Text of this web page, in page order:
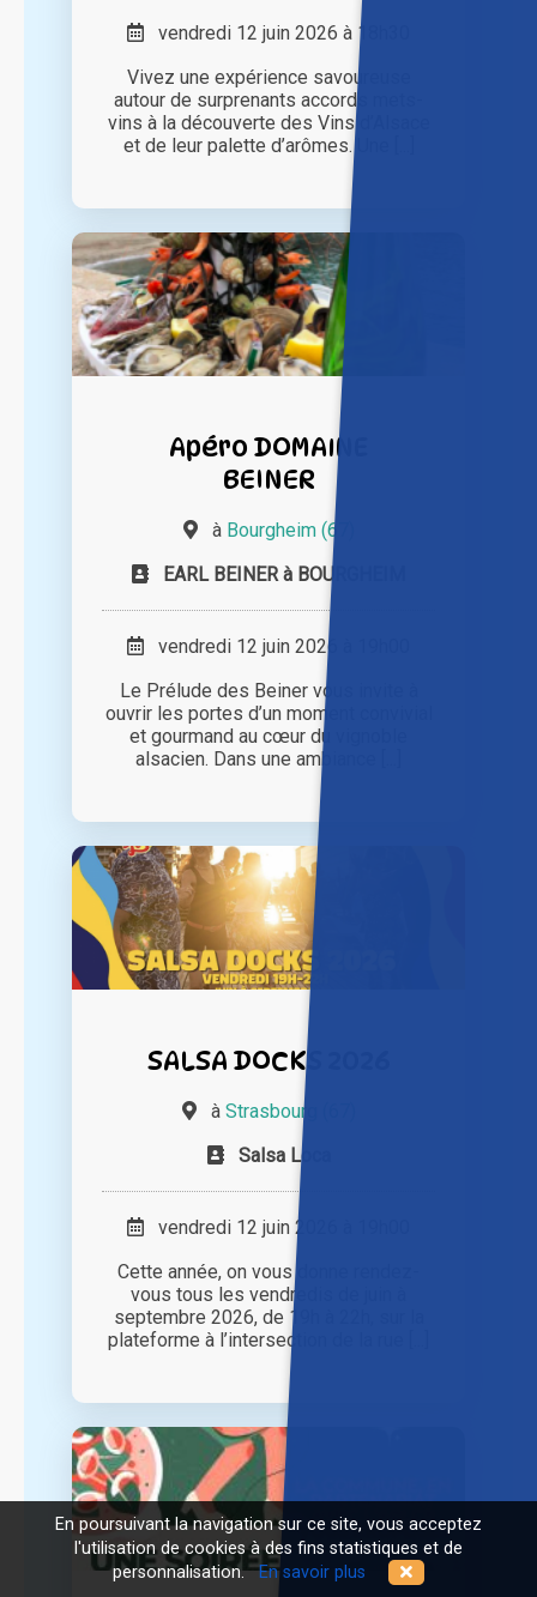
vendredi 12 juin 2026 à 18h30
Vivez une expérience savoureuse
autour de surprenants accords mets-
vins à la découverte des Vins d’Alsace
et de leur palette d’arômes. Une [...]
Apéro DOMAINE
BEINER
à Bourgheim (67)
EARL BEINER à BOURGHEIM
vendredi 12 juin 2026 à 19h00
Le Prélude des Beiner vous invite à
ouvrir les portes d’un moment convivial
et gourmand au cœur du vignoble
alsacien. Dans une ambiance [...]
SALSA DOCKS 2026
à Strasbourg (67)
Salsa Loca
vendredi 12 juin 2026 à 19h00
Cette année, on vous donne rendez-
vous tous les vendredis de juin à
septembre 2026, de 19h à 22h, sur la
plateforme à l’intersection de la rue [...]
En poursuivant la navigation sur ce site, vous acceptez
l'utilisation de cookies à des fins statistiques et de
personnalisation.En savoir plus